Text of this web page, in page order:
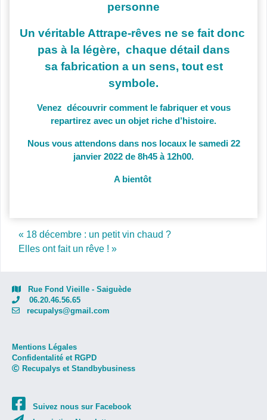
personne
Un véritable Attrape-rêves ne se fait donc
pas à la légère, chaque détail dans
sa fabrication a un sens, tout est
symbole.
Venez découvrir comment le fabriquer et vous
repartirez avec un objet riche d’histoire.
Nous vous attendons dans nos locaux le samedi 22
janvier 2022 de 8h45 à 12h00.
A bientôt
Post navigation
« 18 décembre : un petit vin chaud ?
Elles ont fait un rêve ! »
Rue Fond Vieille - Saiguède
06.20.46.56.65
recupalys@gmail.com
Mentions Légales
Confidentalité et RGPD
Recupalys et Standbybusiness
Suivez nous sur Facebook